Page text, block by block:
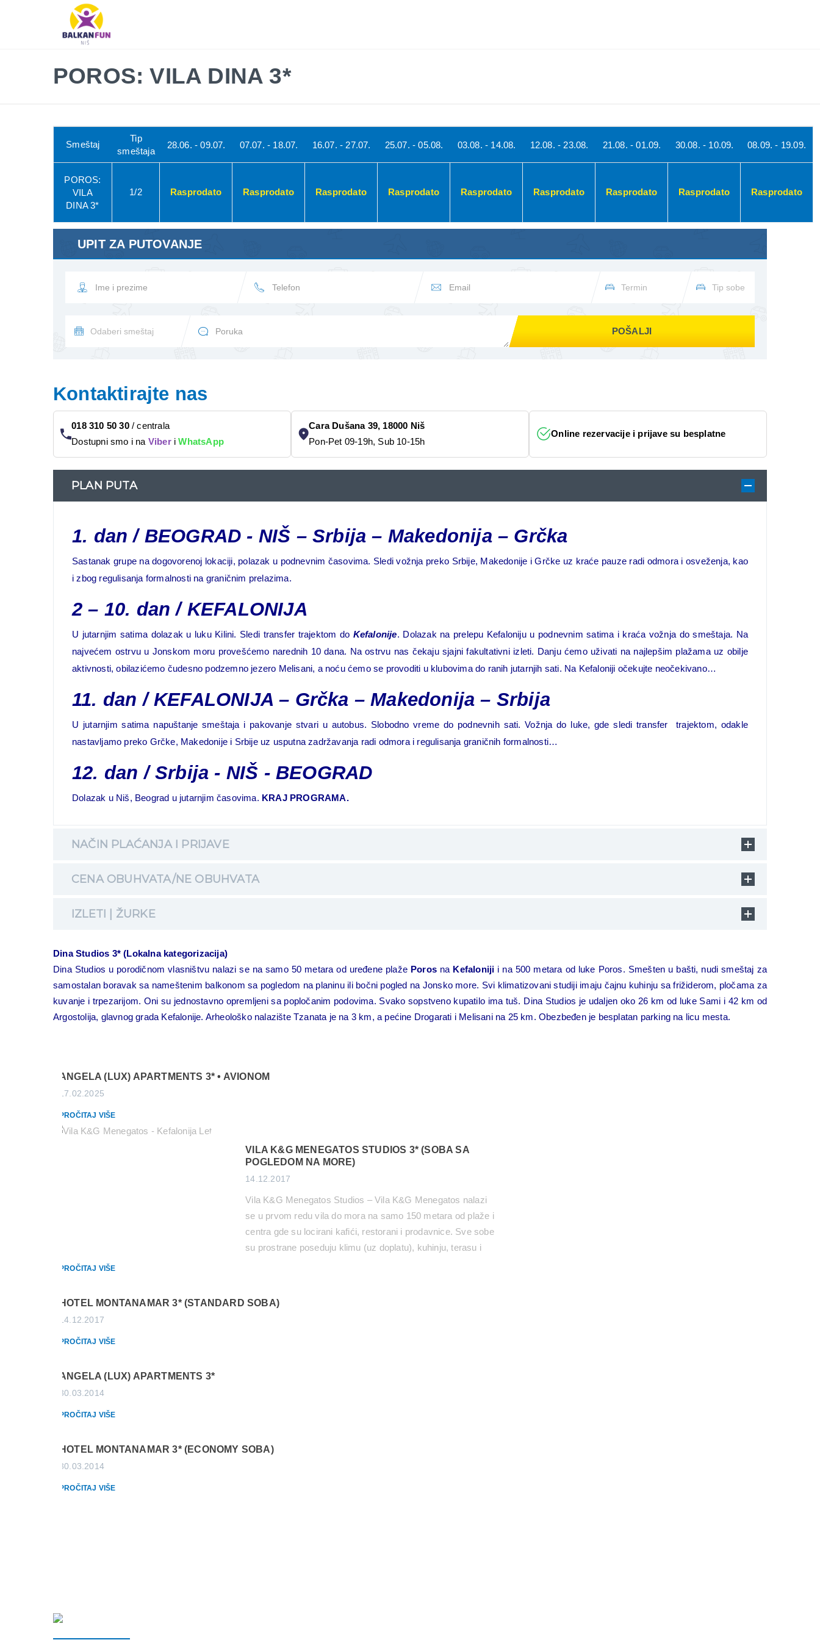
POROS: VILA DINA 3*
Smeštaj
Tip
smeštaja
28.06. - 09.07. 07.07. - 18.07. 16.07. - 27.07. 25.07. - 05.08. 03.08. - 14.08. 12.08. - 23.08. 21.08. - 01.09. 30.08. - 10.09. 08.09. - 19.09.
POROS:
VILA
DINA 3*
1/2 Rasprodato Rasprodato Rasprodato Rasprodato Rasprodato Rasprodato Rasprodato Rasprodato Rasprodato
UPIT ZA PUTOVANJE
POŠALJI
Kontaktirajte nas
018 310 50 30/centrala
Dostupni smo i na ViberiWhatsApp
Cara Dušana 39, 18000 Niš
Pon-Pet 09-19h, Sub 10-15h
Online rezervacije i prijave su besplatne
PLAN PUTA
1. dan / BEOGRAD - NIŠ – Srbija – Makedonija – Grčka
Sastanak grupe na dogovorenoj lokaciji, polazak u podnevnim časovima. Sledi vožnja preko Srbije, Makedonije i Grčke uz kraće pauze radi odmora i osveženja, kao
i zbog regulisanja formalnosti na graničnim prelazima.
2 – 10. dan/ KEFALONIJA
U jutarnjim satima dolazak u luku Kilini. Sledi transfer trajektom do Kefalonije. Dolazak na prelepu Kefaloniju u podnevnim satima i kraća vožnja do smeštaja. Na
najvećem ostrvu u Jonskom moru provešćemo narednih 10 dana. Na ostrvu nas čekaju sjajni fakultativni izleti. Danju ćemo uživati na najlepšim plažama uz obilje
aktivnosti, obilazićemo čudesno podzemno jezero Melisani, a noću ćemo se provoditi u klubovima do ranih jutarnjih sati. Na Kefaloniji očekujte neočekivano…
11. dan/KEFALONIJA – Grčka – Makedonija – Srbija
U jutarnjim satima napuštanje smeštaja i pakovanje stvari u autobus. Slobodno vreme do podnevnih sati. Vožnja do luke, gde sledi transfer trajektom, odakle
nastavljamo preko Grčke, Makedonije i Srbije uz usputna zadržavanja radi odmora i regulisanja graničnih formalnosti…
12. dan/Srbija - NIŠ - BEOGRAD
Dolazak u Niš, Beograd u jutarnjim časovima. KRAJ PROGRAMA.
NAČIN PLAĆANJA I PRIJAVE
CENA OBUHVATA/NE OBUHVATA
IZLETI | ŽURKE
Dina Studios 3* (Lokalna kategorizacija)
Dina Studios u porodičnom vlasništvu nalazi se na samo 50 metara od uređene plaže Poros na Kefaloniji i na 500 metara od luke Poros. Smešten u bašti, nudi smeštaj za
samostalan boravak sa nameštenim balkonom sa pogledom na planinu ili bočni pogled na Jonsko more. Svi klimatizovani studiji imaju čajnu kuhinju sa frižiderom, pločama za
kuvanje i trpezarijom. Oni su jednostavno opremljeni sa popločanim podovima. Svako sopstveno kupatilo ima tuš. Dina Studios je udaljen oko 26 km od luke Sami i 42 km od
Argostolija, glavnog grada Kefalonije. Arheološko nalazište Tzanata je na 3 km, a pećine Drogarati i Melisani na 25 km. Obezbeđen je besplatan parking na licu mesta.
ANGELA (LUX) APARTMENTS 3* • AVIONOM
17.02.2025
PROČITAJ VIŠE
VILA K&G MENEGATOS STUDIOS 3* (SOBA SA
POGLEDOM NA MORE)
14.12.2017
Vila K&G Menegatos Studios – Vila K&G Menegatos nalazi
se u prvom redu vila do mora na samo 150 metara od plaže i
centra gde su locirani kafići, restorani i prodavnice. Sve sobe
su prostrane poseduju klimu (uz doplatu), kuhinju, terasu i
PROČITAJ VIŠE
HOTEL MONTANAMAR 3* (STANDARD SOBA)
14.12.2017
PROČITAJ VIŠE
ANGELA (LUX) APARTMENTS 3*
30.03.2014
PROČITAJ VIŠE
HOTEL MONTANAMAR 3* (ECONOMY SOBA)
30.03.2014
PROČITAJ VIŠE